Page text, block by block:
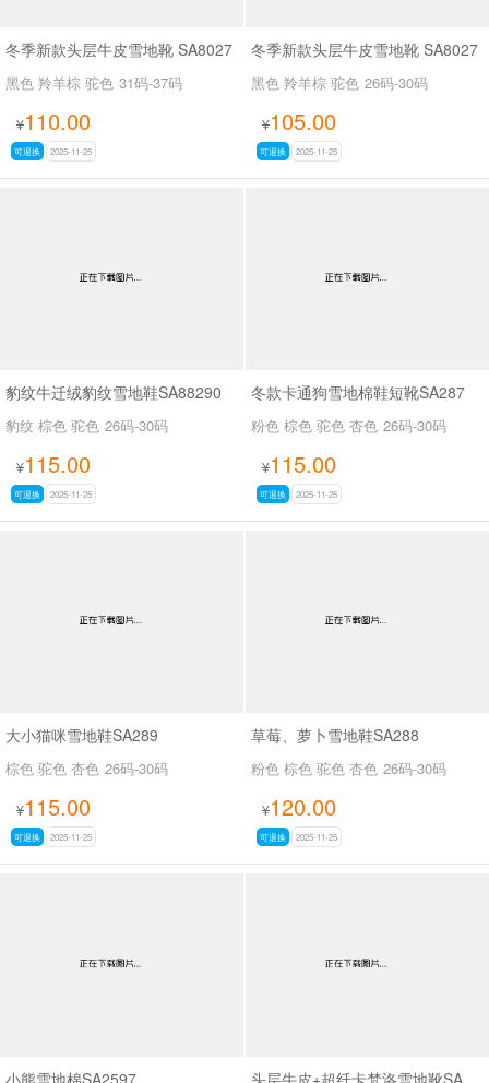
冬季新款头层牛皮雪地靴 SA8027
黑色 羚羊棕 驼色 31码-37码
¥110.00
可退换 2025-11-25
冬季新款头层牛皮雪地靴 SA8027
黑色 羚羊棕 驼色 26码-30码
¥105.00
可退换 2025-11-25
豹纹牛迁绒豹纹雪地鞋SA88290
豹纹 棕色 驼色 26码-30码
¥115.00
可退换 2025-11-25
冬款卡通狗雪地棉鞋短靴SA287
粉色 棕色 驼色 杏色 26码-30码
¥115.00
可退换 2025-11-25
大小猫咪雪地鞋SA289
棕色 驼色 杏色 26码-30码
¥115.00
可退换 2025-11-25
草莓、萝卜雪地鞋SA288
粉色 棕色 驼色 杏色 26码-30码
¥120.00
可退换 2025-11-25
小熊雪地棉SA2597